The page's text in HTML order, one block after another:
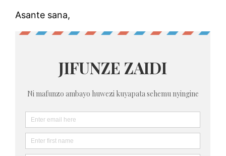
Asante sana,